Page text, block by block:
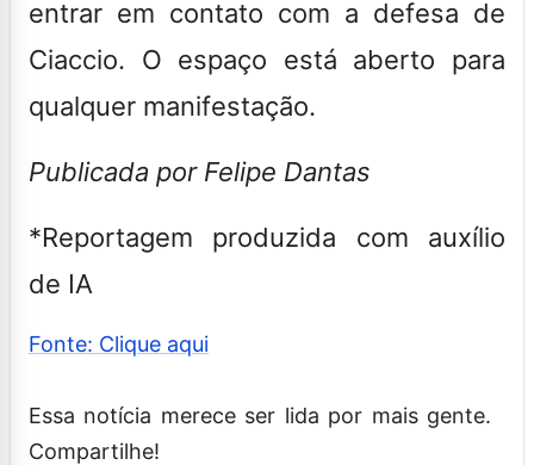
entrar em contato com a defesa de
Ciaccio. O espaço está aberto para
qualquer manifestação.
Publicada por Felipe Dantas
*Reportagem produzida com auxílio
de IA
Fonte: Clique aqui
Essa notícia merece ser lida por mais gente.
Compartilhe!